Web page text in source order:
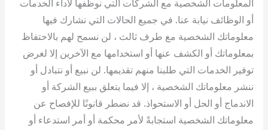
المعلومات الشخصية مع الشركات التي نوظفها لأداء الخدمات
أو الوظائف نيابة عنا. في جميع الحالات التي نشارك فيها
معلوماتك الشخصية مع طرف ثالث ، لن نسمح لهم بالاحتفاظ
بمعلوماتك أو الكشف عنها أو استخدامها مع الآخرين إلا لغرض
توفير الخدمات التي طلبنا منهم تقديمها. لن نبيع أو نتبادل أو
ننشر معلوماتك الشخصية ، إلا فيما يتعلق ببيع الشركة أو
الاندماج أو الحل أو الاستحواذ. قد نضطر قانونًا للإفصاح عن
معلوماتك الشخصية استجابةً لأمر محكمة أو أمر استدعاء أو